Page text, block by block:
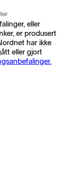
eller
er produsert
har ikke
eller gjort